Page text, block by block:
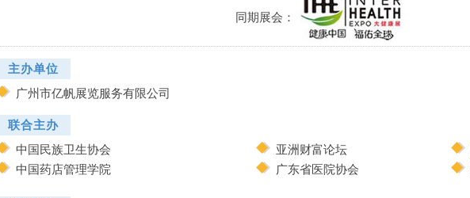
同期展会：
主办单位
广州市亿帆展览服务有限公司
联合主办
中国民族卫生协会
中国药店管理学院
亚洲财富论坛
广东省医院协会